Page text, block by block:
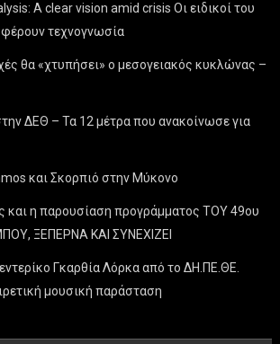
A clear vision amid crisis Οι ειδικοί του
τεχνογνωσία
θα «χτυπήσει» ο μεσογειακός κυκλώνας –
ΔΕΘ – Τα 12 μέτρα που ανακοίνωσε για
και Σκορπιό στην Μύκονο
και η παρουσίαση προγράμματος ΤΟΥ 49ου
ΞΕΠΕΡΝΑ ΚΑΙ ΣΥΝΕΧΙΖΕΙ
Γκαρθία Λόρκα από το ΔΗ.ΠΕ.ΘΕ.
μουσική παράσταση